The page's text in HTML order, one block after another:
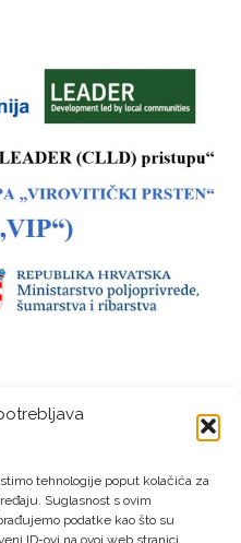
tehnologije poput kolačića za
Suglasnost s ovim
podatke kao što su
ID-ovi na ovoj web stranici.